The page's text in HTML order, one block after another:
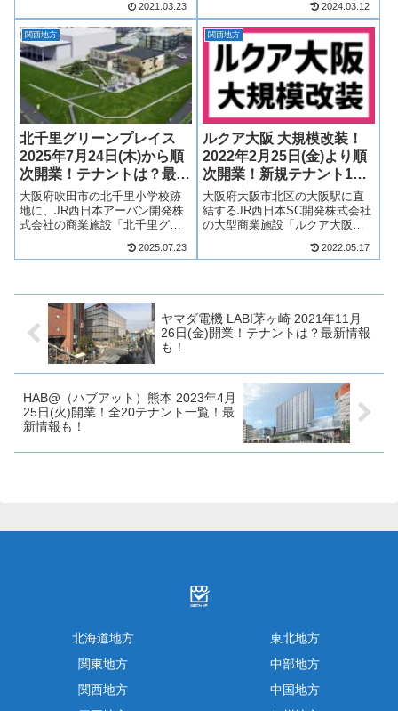
エラ鴫野には食品スーパーマー
ケットや飲食店、物販店など複
数店舗が出店！そんなビエラタ
ウン鴫野について、どのような
建物...
2021.03.23
KYOBASHI（ふらり京橋）」が
2023年7月20日(木)開業！2024年
3月30日(土)には、フードホール
が開業します！イオン...
2024.03.12
関西地方
北千里グリーンプレイス
2025年7月24日(木)から順
次開業！テナントは？最新
情報も！
大阪府吹田市の北千里小学校跡
地に、JR西日本アーバン開発株
式会社の商業施設「北千里グリ
(木)順次開業！それぞれ2009年、
活用計画として進められ...
2025.07.23
関西地方
ルクア大阪 大規模改装！
2022年2月25日(金)より順
次開業！新規テナント17
店舗一覧！
大阪府大阪市北区の大阪駅に直
結するJR西日本SC開発株式会社
の大型商業施設「ルクア大阪」
日(金)より順次開業し、2022年5
ト17店舗が出店！そん...
2022.05.17
ヤマダ電機 LABI茅ヶ崎 2021年11月
26日(金)開業！テナントは？最新情報
も！
HAB@（ハブアット）熊本 2023年4月
25日(火)開業！全20テナント一覧！最
新情報も！
北海道地方
東北地方
関東地方
中部地方
関西地方
中国地方